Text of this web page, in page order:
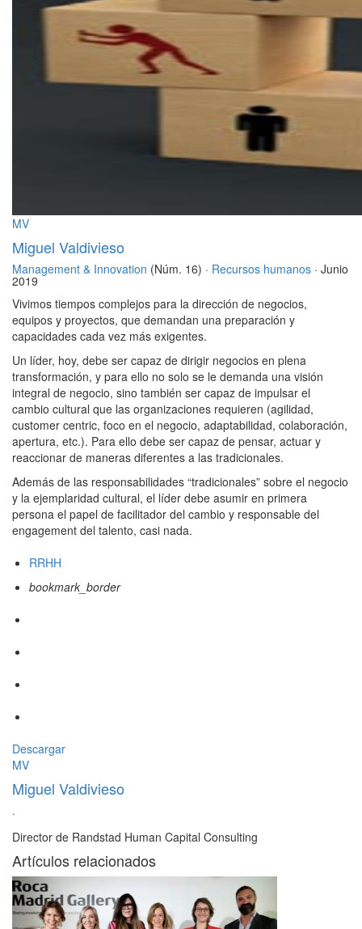
MV
Miguel Valdivieso
Management & Innovation (Núm. 16) · Recursos humanos · Junio
2019
Vivimos tiempos complejos para la dirección de negocios,
equipos y proyectos, que demandan una preparación y
capacidades cada vez más exigentes.
Un líder, hoy, debe ser capaz de dirigir negocios en plena
transformación, y para ello no solo se le demanda una visión
integral de negocio, sino también ser capaz de impulsar el
cambio cultural que las organizaciones requieren (agilidad,
customer centric, foco en el negocio, adaptabilidad, colaboración,
apertura, etc.). Para ello debe ser capaz de pensar, actuar y
reaccionar de maneras diferentes a las tradicionales.
Además de las responsabilidades “tradicionales” sobre el negocio
y la ejemplaridad cultural, el líder debe asumir en primera
persona el papel de facilitador del cambio y responsable del
engagement del talento, casi nada.
RRHH
bookmark_border
Descargar
MV
Miguel Valdivieso
·
Director de Randstad Human Capital Consulting
Artículos relacionados